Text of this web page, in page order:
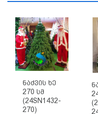
Ნაძვის Ხე
270 Სმ
(24SN1432-
270)